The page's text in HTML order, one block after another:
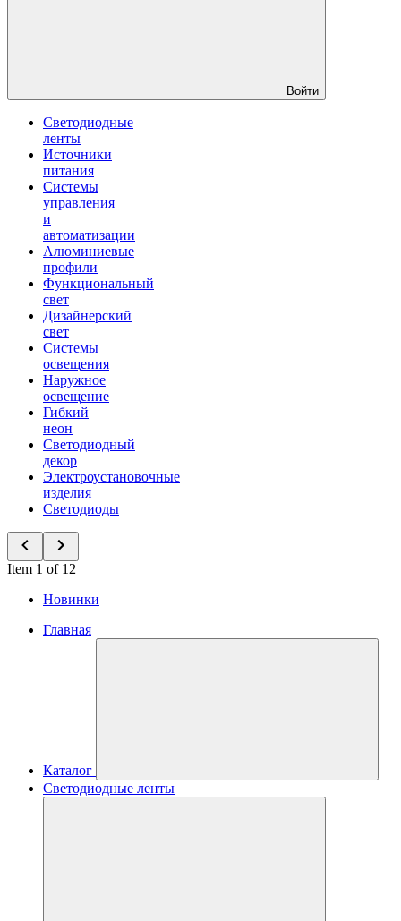
Войти
Светодиодные
ленты
Источники
питания
Системы
управления
и
автоматизации
Алюминиевые
профили
Функциональный
свет
Дизайнерский
свет
Системы
освещения
Наружное
освещение
Гибкий
неон
Светодиодный
декор
Электроустановочные
изделия
Светодиоды
Item 1 of 12
Новинки
Главная
Каталог
Светодиодные ленты